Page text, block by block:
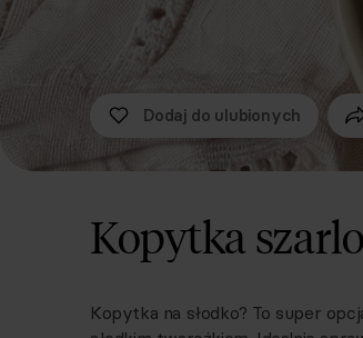
Dodaj do ulubionych
Kopytka
Kopytka na słodko? To super